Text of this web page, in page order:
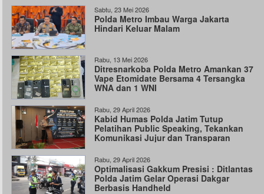
Sabtu, 23 Mei 2026
Polda Metro Imbau Warga Jakarta
Hindari Keluar Malam
Rabu, 13 Mei 2026
Ditresnarkoba Polda Metro Amankan 37
Vape Etomidate Bersama 4 Tersangka
WNA dan 1 WNI
Rabu, 29 April 2026
Kabid Humas Polda Jatim Tutup
Pelatihan Public Speaking, Tekankan
Komunikasi Jujur dan Transparan
Rabu, 29 April 2026
Optimalisasi Gakkum Presisi : Ditlantas
Polda Jatim Gelar Operasi Dakgar
Berbasis Handheld